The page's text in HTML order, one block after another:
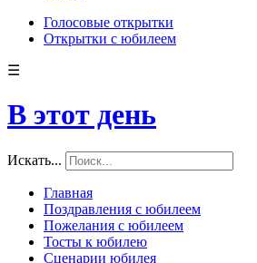
Голосовые открытки
Открытки с юбилеем
☰
В этот день
Искать...
Главная
Поздравления с юбилеем
Пожелания с юбилеем
Тосты к юбилею
Сценарии юбилея